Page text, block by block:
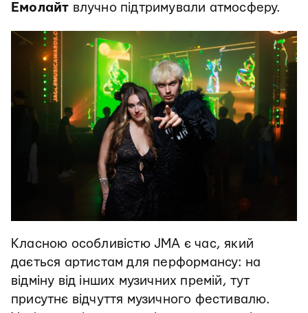
Емолайт влучно підтримували атмосферу.
Класною особливістю JMA є час, який
дається артистам для перформансу: на
відміну від інших музичних премій, тут
присутнє відчуття музичного фестивалю.